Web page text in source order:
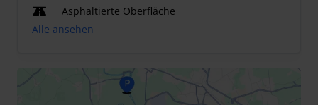
Asphaltierte Oberfläche
Alle ansehen